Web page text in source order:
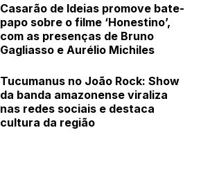
Casarão de Ideias promove bate-
papo sobre o filme ‘Honestino’,
com as presenças de Bruno
Gagliasso e Aurélio Michiles
Tucumanus no João Rock: Show
da banda amazonense viraliza
nas redes sociais e destaca
cultura da região